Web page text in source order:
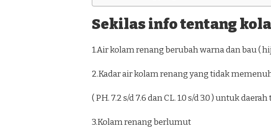
Sekilas info tentang
1.Air kolam renang berubah warna dan bau (
2.Kadar air kolam renang yang tidak
( PH. 7.2 s/d 7.6 dan CL. 1.0 s/d 3.0 ) untuk
3.Kolam renang berlumut